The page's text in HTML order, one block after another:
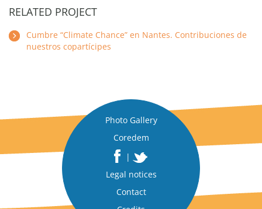
RELATED PROJECT
Cumbre “Climate Chance” en Nantes. Contribuciones de
nuestros copartícipes
Photo Gallery
Coredem
|
Legal notices
Contact